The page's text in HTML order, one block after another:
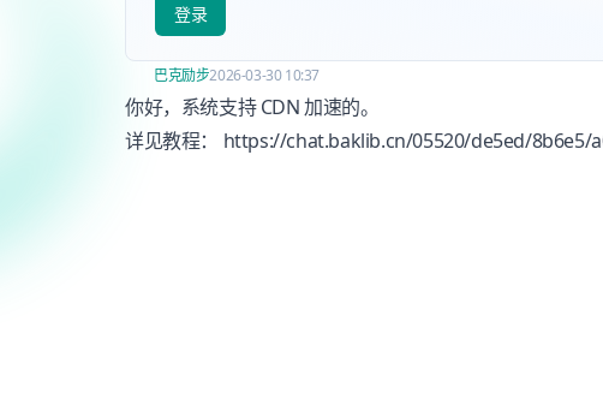
巴克励步2026-03-30 10:37
你好，系统支持 CDN 加速的。
详见教程： https://chat.baklib.cn/05520/de5ed/8b6e5/